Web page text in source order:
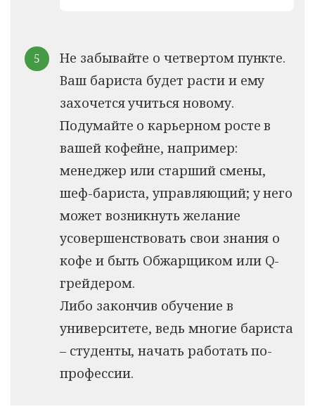
Не забывайте о четвертом пункте.
Ваш бариста будет расти и ему
захочется учиться новому.
Подумайте о карьерном росте в
вашей кофейне, например:
менеджер или старший смены,
шеф-бариста, управляющий; у него
может возникнуть желание
усовершенствовать свои знания о
кофе и быть Обжарщиком или Q-
грейдером.
Либо закончив обучение в
университете, ведь многие бариста
– студенты, начать работать по-
профессии.